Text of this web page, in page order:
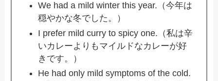
We had a mild winter this year.（今年は
穏やかな冬でした。）
I prefer mild curry to spicy one.（私は辛
いカレーよりもマイルドなカレーが好
きです。）
He had only mild symptoms of the cold.